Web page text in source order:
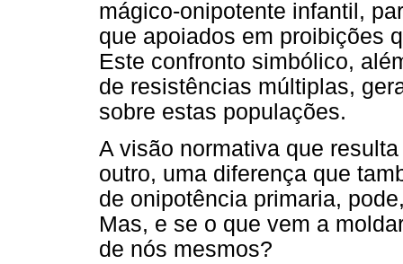
mágico-onipotente infantil,
que apoiados em proibições
Este confronto simbólico,
de resistências múltiplas,
sobre estas populações.
A visão normativa que
outro, uma diferença que
de onipotência primaria,
Mas, e se o que vem a
de nós mesmos?